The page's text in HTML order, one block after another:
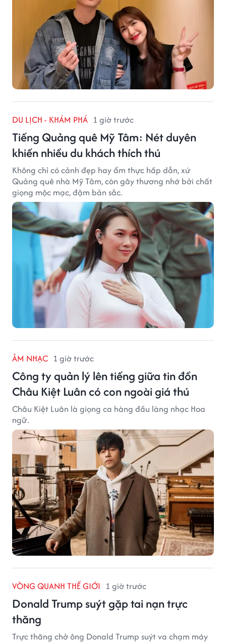
DU LỊCH - KHÁM PHÁ 1 giờ trước
Tiếng Quảng quê Mỹ Tâm: Nét duyên
khiến nhiều du khách thích thú
Không chỉ có cảnh đẹp hay ẩm thực hấp dẫn, xứ
Quảng quê nhà Mỹ Tâm, còn gây thương nhớ bởi chất
giọng mộc mạc, đậm bản sắc.
ÂM NHẠC 1 giờ trước
Công ty quản lý lên tiếng giữa tin đồn
Châu Kiệt Luân có con ngoài giá thú
Châu Kiệt Luân là giọng ca hàng đầu làng nhạc Hoa
ngữ.
VÒNG QUANH THẾ GIỚI 1 giờ trước
Donald Trump suýt gặp tai nạn trực
thăng
Trực thăng chở ông Donald Trump suýt va chạm máy